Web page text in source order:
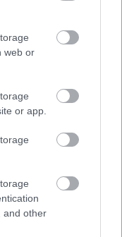
web or
or app.
and other